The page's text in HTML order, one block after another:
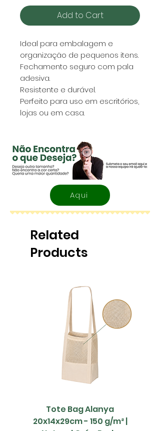
Add to Cart
Ideal para embalagem e
organização de pequenos itens.
Fechamento seguro com pala
adesiva.
Resistente e durável.
Perfeito para uso em escritórios,
lojas ou em casa.
Aqui
Related
Products
Tote Bag Alanya
20x14x29cm - 150 g/m² |